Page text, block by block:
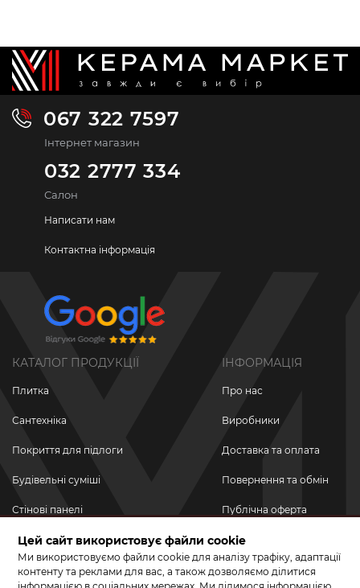
067 322 7597
Інтернет магазин
032 2777 334
Салон
Написати нам
Контактна інформація
КАТАЛОГ ПРОДУКЦІЇ
Плитка
Сантехніка
Покриття для підлоги
Будівельні суміші
Стінові панелі
Новинки
Акційні товари
ІНФОРМАЦІЯ
Про нас
Виробники
Доставка та оплата
Повернення та обмін
Публічна оферта
Політика
конфіденційності
Цей сайт використовує файли cookie
Ми використовуємо файли cookie для аналізу трафіку, адаптації
контенту та реклами для вас, а також дозволяємо ділитися